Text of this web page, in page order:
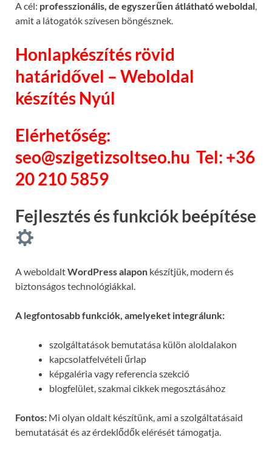
A cél: professzionális, de egyszerűen átlátható weboldal,
amit a látogatók szívesen böngésznek.
Honlapkészítés rövid
határidővel – Weboldal
készítés Nyúl
Elérhetőség:
seo@szigetizsoltseo.hu Tel: +36
20 210 5859
Fejlesztés és funkciók beépítése
A weboldaltWordPress alapon készítjük, modern és
biztonságos technológiákkal.
A legfontosabb funkciók, amelyeket integrálunk:
szolgáltatások bemutatása külön aloldalakon
kapcsolatfelvételi űrlap
képgaléria vagy referencia szekció
blogfelület, szakmai cikkek megosztásához
Fontos: Mi olyan oldalt készítünk, ami a szolgáltatásaid
bemutatását és az érdeklődők elérését támogatja.